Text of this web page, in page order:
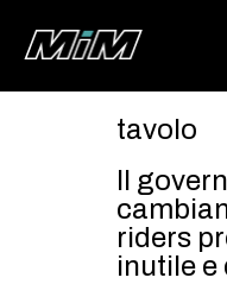
tavolo
Il
riders
inutile e